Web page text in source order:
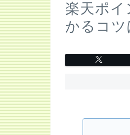
楽天ポ
かるコツ